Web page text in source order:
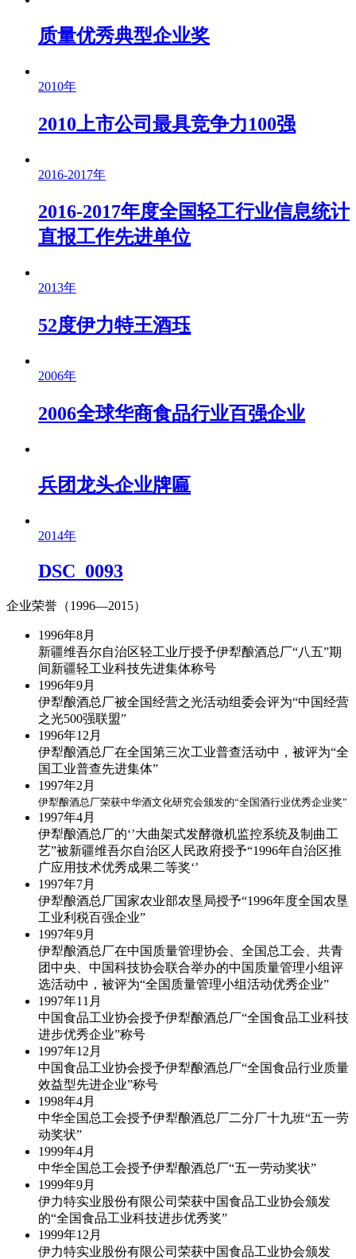
质量优秀典型企业奖
2010年
2010上市公司最具竞争力100强
2016-2017年
2016-2017年度全国轻工行业信息统计
直报工作先进单位
2013年
52度伊力特王酒珏
2006年
2006全球华商食品行业百强企业
兵团龙头企业牌匾
2014年
DSC_0093
企业荣誉（1996—2015）
1996年8月
新疆维吾尔自治区轻工业厅授予伊犁酿酒总厂“八五”期
间新疆轻工业科技先进集体称号
1996年9月
伊犁酿酒总厂被全国经营之光活动组委会评为“中国经营
之光500强联盟”
1996年12月
伊犁酿酒总厂在全国第三次工业普查活动中，被评为“全
国工业普查先进集体”
1997年2月
伊犁酿酒总厂荣获中华酒文化研究会颁发的“全国酒行业优秀企业奖”
1997年4月
伊犁酿酒总厂的‘’大曲架式发酵微机监控系统及制曲工
艺”被新疆维吾尔自治区人民政府授予“1996年自治区推
广应用技术优秀成果二等奖‘’
1997年7月
伊犁酿酒总厂国家农业部农垦局授予“1996年度全国农垦
工业利税百强企业”
1997年9月
伊犁酿酒总厂在中国质量管理协会、全国总工会、共青
团中央、中国科技协会联合举办的中国质量管理小组评
选活动中，被评为“全国质量管理小组活动优秀企业”
1997年11月
中国食品工业协会授予伊犁酿酒总厂“全国食品工业科技
进步优秀企业”称号
1997年12月
中国食品工业协会授予伊犁酿酒总厂“全国食品行业质量
效益型先进企业”称号
1998年4月
中华全国总工会授予伊犁酿酒总厂二分厂十九班“五一劳
动奖状”
1999年4月
中华全国总工会授予伊犁酿酒总厂“五一劳动奖状”
1999年9月
伊力特实业股份有限公司荣获中国食品工业协会颁发
的“全国食品工业科技进步优秀奖”
1999年12月
伊力特实业股份有限公司荣获中国食品工业协会颁发